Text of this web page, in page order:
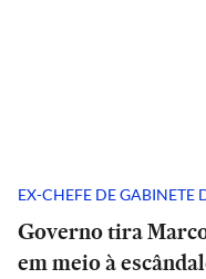
EX-CHEFE DE GABINETE
Governo tira
em meio à